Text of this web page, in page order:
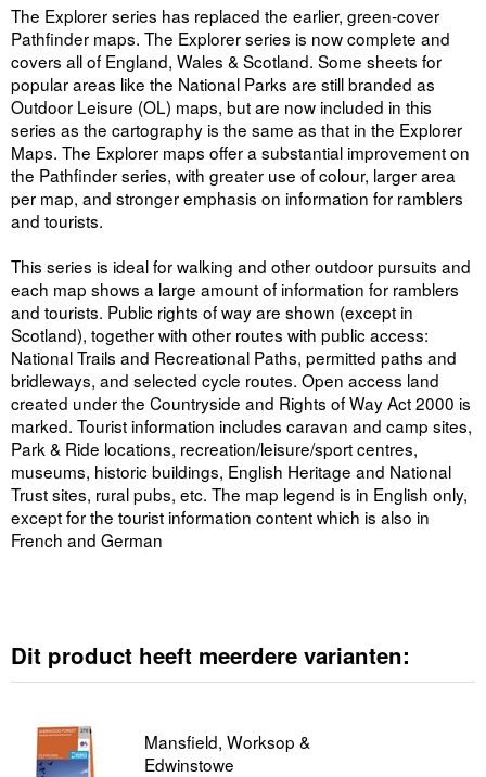
The Explorer series has replaced the earlier, green-cover
Pathfinder maps. The Explorer series is now complete and
covers all of England, Wales & Scotland. Some sheets for
popular areas like the National Parks are still branded as
Outdoor Leisure (OL) maps, but are now included in this
series as the cartography is the same as that in the Explorer
Maps. The Explorer maps offer a substantial improvement on
the Pathfinder series, with greater use of colour, larger area
per map, and stronger emphasis on information for ramblers
and tourists.
This series is ideal for walking and other outdoor pursuits and
each map shows a large amount of information for ramblers
and tourists. Public rights of way are shown (except in
Scotland), together with other routes with public access:
National Trails and Recreational Paths, permitted paths and
bridleways, and selected cycle routes. Open access land
created under the Countryside and Rights of Way Act 2000 is
marked. Tourist information includes caravan and camp sites,
Park & Ride locations, recreation/leisure/sport centres,
museums, historic buildings, English Heritage and National
Trust sites, rural pubs, etc. The map legend is in English only,
except for the tourist information content which is also in
French and German
Dit product heeft meerdere varianten:
Mansfield, Worksop &
Edwinstowe